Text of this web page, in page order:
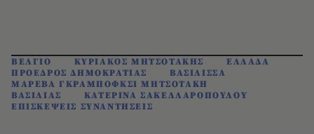
ΒΕΛΓΙΟ ΚΥΡΙΑΚΟΣ ΜΗΤΣΟΤΑΚΗΣ
ΕΛΛΑΔΑ
ΠΡΟΕΔΡΟΣ ΔΗΜΟΚΡΑΤΙΑΣ
ΒΑΣΙΛΙΣΣΑ
ΜΑΡΕΒΑ ΓΚΡΑΜΠΟΦΚΣΙ ΜΗΤΣΟΤΑΚΗ
ΒΑΣΙΛΙΑΣ
ΚΑΤΕΡΙΝΑ ΣΑΚΕΛΛΑΡΟΠΟΥΛΟΥ
ΕΠΙΣΚΕΨΕΙΣ ΣΥΝΑΝΤΗΣΕΙΣ